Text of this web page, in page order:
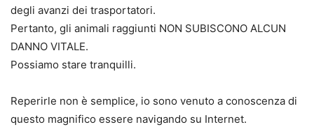
degli avanzi dei trasportatori.
Pertanto, gli animali raggiunti NON SUBISCONO ALCUN
DANNO VITALE.
Possiamo stare tranquilli.
Reperirle non è semplice, io sono venuto a conoscenza di
questo magnifico essere navigando su Internet.